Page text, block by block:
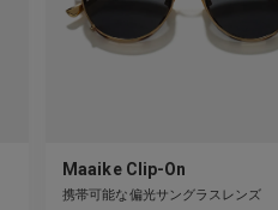
Maaike Clip-On
携帯可能な偏光サングラスレンズ